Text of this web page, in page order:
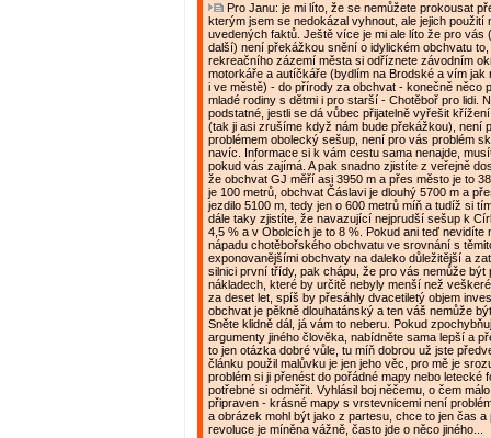
Pro Janu: je mi líto, že se nemůžete prokousat
kterým jsem se nedokázal vyhnout, ale jejich použití
uvedených faktů. Ještě více je mi ale líto že pro vás
další) není překážkou snění o idylickém obchvatu
rekreačního zázemí města si odříznete závodním
motorkáře a autíčkáře (bydlím na Brodské a vím jak
i ve městě) - do přírody za obchvat - konečně něco
mladé rodiny s dětmi i pro starší - Chotěboř pro lidi.
podstatné, jestli se dá vůbec přijatelně vyřešit
(tak ji asi zrušíme když nám bude překážkou), není
problémem obolecký sešup, není pro vás problém
navíc. Informace si k vám cestu sama nenajde,
pokud vás zajímá. A pak snadno zjistíte z veřejně
že obchvat GJ měří asi 3950 m a přes město je to
je 100 metrů, obchvat Čáslavi je dlouhý 5700 m a
jezdilo 5100 m, tedy jen o 600 metrů míň a tudíž si
dále taky zjistíte, že navazující nejprudší sešup k
4,5 % a v Obolcích je to 8 %. Pokud ani teď nevidíte
nápadu chotěbořského obchvatu ve srovnání s
exponovanějšími obchvaty na daleko důležitější a
silnici první třídy, pak chápu, že pro vás nemůže být
nákladech, které by určitě nebyly menší než
za deset let, spíš by přesáhly dvacetiletý objem
obchvat je pěkně dlouhatánský a ten váš nemůže
Sněte klidně dál, já vám to neberu. Pokud
argumenty jiného člověka, nabídněte sama lepší a
to jen otázka dobré vůle, tu míň dobrou už jste
článku použil malůvku je jen jeho věc, pro mě je
problém si ji přenést do pořádné mapy nebo letecké
potřebné si odměřit. Vyhlásil boj něčemu, o čem
připraven - krásné mapy s vrstevnicemi není
a obrázek mohl být jako z partesu, chce to jen čas a
revoluce je míněna vážně, často jde o něco jiného...